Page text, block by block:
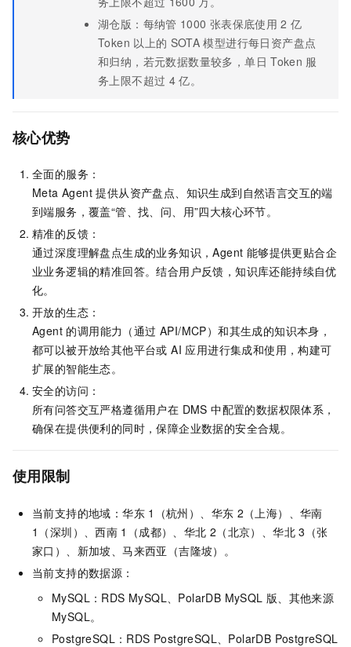
湖仓版：每纳管 1000 张表保底使用 2 亿
Token 以上的 SOTA 模型进行每日资产盘点
和归纳，若元数据数量较多，单日 Token 服
务上限不超过 4 亿。
核心优势
全面的服务：
Meta Agent 提供从资产盘点、知识生成到自然语言交互的端
到端服务，覆盖“管、找、问、用”四大核心环节。
精准的反馈：
通过深度理解盘点生成的业务知识，Agent 能够提供更贴合企
业业务逻辑的精准回答。结合用户反馈，知识库还能持续自优
化。
开放的生态：
Agent 的调用能力（通过 API/MCP）和其生成的知识本身，
都可以被开放给其他平台或 AI 应用进行集成和使用，构建可
扩展的智能生态。
安全的访问：
所有问答交互严格遵循用户在 DMS 中配置的数据权限体系，
确保在提供便利的同时，保障企业数据的安全合规。
使用限制
当前支持的地域：华东 1（杭州）、华东 2（上海）、华南
1（深圳）、西南 1（成都）、华北 2（北京）、华北 3（张
家口）、新加坡、马来西亚（吉隆坡）。
当前支持的数据源：
MySQL： RDS MySQL PolarDB MySQL 版 、其他来源
MySQL。
PostgreSQL： RDS PostgreSQL
PolarDB PostgreSQL